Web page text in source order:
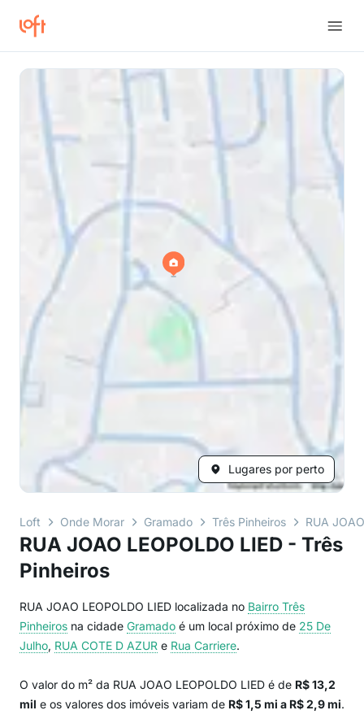
Lugares por perto
Loft Onde Morar Gramado Três Pinheiros RUA
RUA JOAO LEOPOLDO LIED - Três
Pinheiros
RUA JOAO LEOPOLDO LIED localizada no Bairro Três
Pinheiros na cidade Gramado é um local próximo de 25 De
Julho, RUA COTE D AZUR e Rua Carriere.
O valor do m² da RUA JOAO LEOPOLDO LIED é de R$ 13,2
mil e os valores dos imóveis variam de R$ 1,5 mi a R$ 2,9 mi.